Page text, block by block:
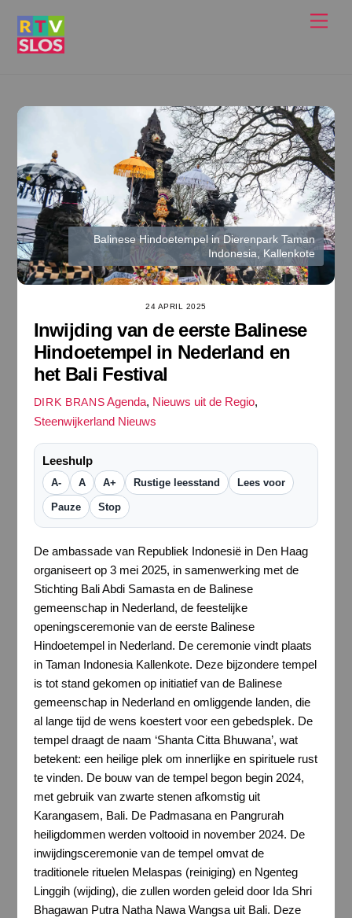
Balinese Hindoetempel in Dierenpark Taman
Indonesia, Kallenkote
24 APRIL 2025
Inwijding van de eerste Balinese
Hindoetempel in Nederland en
het Bali Festival
DIRK BRANS Agenda, Nieuws uit de Regio,
Steenwijkerland Nieuws
Leeshulp
A- A A+ Rustige leesstand Lees voor
Pauze Stop
De ambassade van Republiek Indonesië in Den Haag
organiseert op 3 mei 2025, in samenwerking met de
Stichting Bali Abdi Samasta en de Balinese
gemeenschap in Nederland, de feestelijke
openingsceremonie van de eerste Balinese
Hindoetempel in Nederland. De ceremonie vindt plaats
in Taman Indonesia Kallenkote. Deze bijzondere tempel
is tot stand gekomen op initiatief van de Balinese
gemeenschap in Nederland en omliggende landen, die
al lange tijd de wens koestert voor een gebedsplek. De
tempel draagt de naam ‘Shanta Citta Bhuwana’, wat
betekent: een heilige plek om innerlijke en spirituele rust
te vinden. De bouw van de tempel begon begin 2024,
met gebruik van zwarte stenen afkomstig uit
Karangasem, Bali. De Padmasana en Pangrurah
heiligdommen werden voltooid in november 2024. De
inwijdingsceremonie van de tempel omvat de
traditionele rituelen Melaspas (reiniging) en Ngenteg
Linggih (wijding), die zullen worden geleid door Ida Shri
Bhagawan Putra Natha Nawa Wangsa uit Bali. Deze